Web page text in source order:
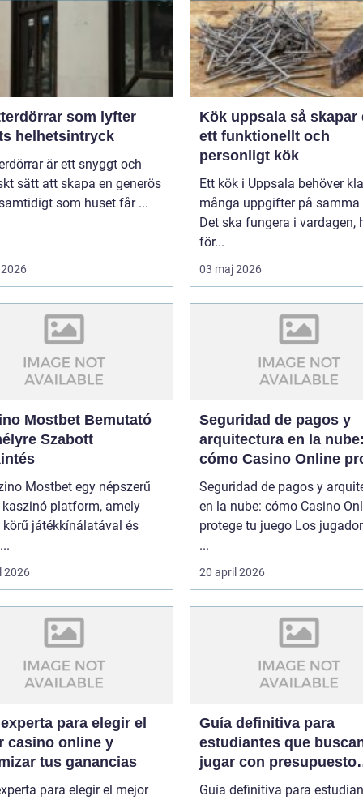
som lyfter
helhetsintryck
är ett snyggt och
sätt att skapa en generös
som huset får ...
Kök uppsala så skapar du
ett funktionellt och
personligt kök
Ett kök i Uppsala behöver
många uppgifter på samma
Det ska fungera i vardagen,
för...
03 maj 2026
Mostbet Bemutató
Szabott
Mostbet egy népszerű
platform, amely
körű játékkínálatával és
2026
Seguridad de pagos y
arquitectura en la
cómo Casino Online
tu juego
Seguridad de pagos y
en la nube: cómo Casino
protege tu juego Los
...
20 april 2026
para elegir el
casino online y
tus ganancias
para elegir el mejor
Guía definitiva para
estudiantes que
jugar con presupuesto
limitado en Casino
Guía definitiva para